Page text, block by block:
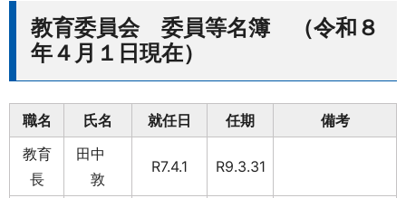
教育委員会 委員等名簿 （令和８
年４月１日現在）
職名 氏名 就任日 任期
備考
教育
長
田中
敦
R7.4.1 R9.3.31